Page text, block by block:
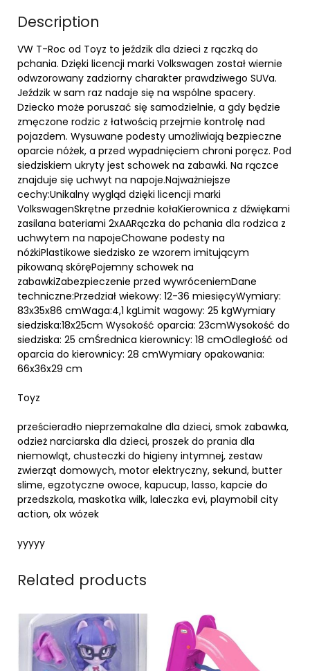
Description
VW T-Roc od Toyz to jeździk dla dzieci z rączką do
pchania. Dzięki licencji marki Volkswagen został wiernie
odwzorowany zadziorny charakter prawdziwego SUVa.
Jeździk w sam raz nadaje się na wspólne spacery.
Dziecko może poruszać się samodzielnie, a gdy będzie
zmęczone rodzic z łatwością przejmie kontrolę nad
pojazdem. Wysuwane podesty umożliwiają bezpieczne
oparcie nóżek, a przed wypadnięciem chroni poręcz. Pod
siedziskiem ukryty jest schowek na zabawki. Na rączce
znajduje się uchwyt na napoje.Najważniejsze
cechy:Unikalny wygląd dzięki licencji marki
VolkswagenSkrętne przednie kołaKierownica z dźwiękami
zasilana bateriami 2xAARączka do pchania dla rodzica z
uchwytem na napojeChowane podesty na
nóżkiPlastikowe siedzisko ze wzorem imitującym
pikowaną skóręPojemny schowek na
zabawkiZabezpieczenie przed wywróceniemDane
techniczne:Przedział wiekowy: 12-36 miesięcyWymiary:
83x35x86 cmWaga:4,1 kgLimit wagowy: 25 kgWymiary
siedziska:18x25cm Wysokość oparcia: 23cmWysokość do
siedziska: 25 cmŚrednica kierownicy: 18 cmOdległość od
oparcia do kierownicy: 28 cmWymiary opakowania:
66x36x29 cm
Toyz
prześcieradło nieprzemakalne dla dzieci, smok zabawka,
odzież narciarska dla dzieci, proszek do prania dla
niemowląt, chusteczki do higieny intymnej, zestaw
zwierząt domowych, motor elektryczny, sekund, butter
slime, egzotyczne owoce, kapucup, lasso, kapcie do
przedszkola, maskotka wilk, laleczka evi, playmobil city
action, olx wózek
yyyyy
Related products